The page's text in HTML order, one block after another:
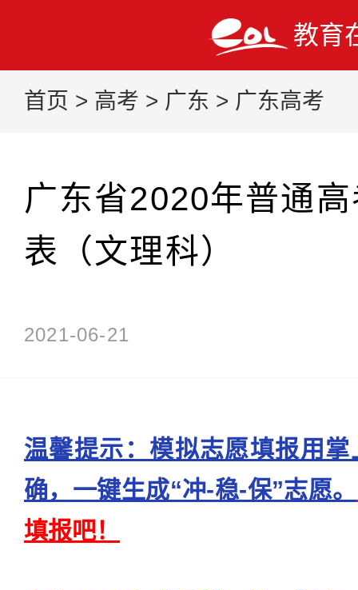
教育
首页 > 高考 > 广东 > 广东高考
广东省2020年普通
表（文理科）
2021-06-21
温馨提示：模拟志愿填报用
确，一键生成“冲-稳-保”志愿。
填报吧！